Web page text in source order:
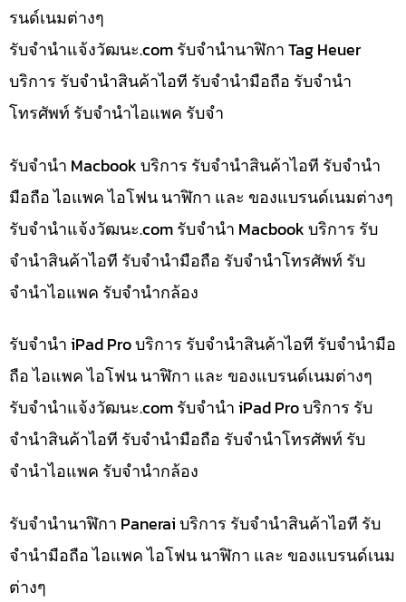
รนด์เนมต่างๆ
รับจํานําแจ้งวัฒนะ.com รับจำนำนาฬิกา Tag Heuer
บริการ รับจำนำสินค้าไอที รับจำนำมือถือ รับจำนำ
โทรศัพท์ รับจำนำไอแพค รับจำ
รับจำนำ Macbook บริการ รับจำนำสินค้าไอที รับจำนำ
มือถือ ไอแพค ไอโฟน นาฬิกา และ ของแบรนด์เนมต่างๆ
รับจํานําแจ้งวัฒนะ.com รับจำนำ Macbook บริการ รับ
จำนำสินค้าไอที รับจำนำมือถือ รับจำนำโทรศัพท์ รับ
จำนำไอแพค รับจำนำกล้อง
รับจำนำ iPad Pro บริการ รับจำนำสินค้าไอที รับจำนำมือ
ถือ ไอแพค ไอโฟน นาฬิกา และ ของแบรนด์เนมต่างๆ
รับจํานําแจ้งวัฒนะ.com รับจำนำ iPad Pro บริการ รับ
จำนำสินค้าไอที รับจำนำมือถือ รับจำนำโทรศัพท์ รับ
จำนำไอแพค รับจำนำกล้อง
รับจำนำนาฬิกา Panerai บริการ รับจำนำสินค้าไอที รับ
จำนำมือถือ ไอแพค ไอโฟน นาฬิกา และ ของแบรนด์เนม
ต่างๆ